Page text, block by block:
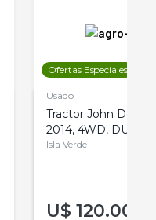
Ofertas Especiales
Usado
Tractor John Deere
2014, 4WD, DUAL
Isla Verde
U$ 120.000